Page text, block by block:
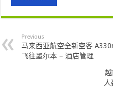
Previous
马来西亚航空全新空客
飞往墨尔本 – 酒店管理
人